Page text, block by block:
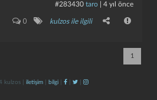
#283430 taro 4 yıl önce
0 kulzos ile ilgili
1
kulzos | iletişim| bilgi| | |